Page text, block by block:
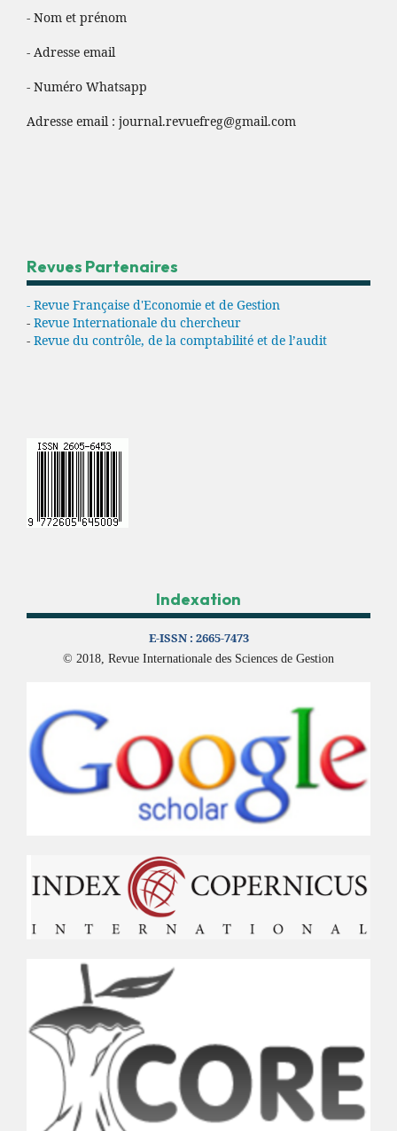
- Nom et prénom
- Adresse email
- Numéro Whatsapp
Adresse email : journal.revuefreg@gmail.com
Revues Partenaires
- Revue Française d'Economie et de Gestion
- Revue Internationale du chercheur
- Revue du contrôle, de la comptabilité et de l’audit
Indexation
E-ISSN : 2665-7473
© 2018, Revue Internationale des Sciences de Gestion